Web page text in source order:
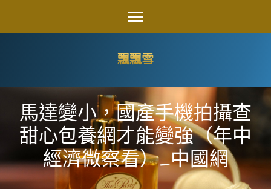
飄飄雪
馬達變小，國產手機拍攝查
甜心包養網才能變強（年中
經濟微察看）_中國網